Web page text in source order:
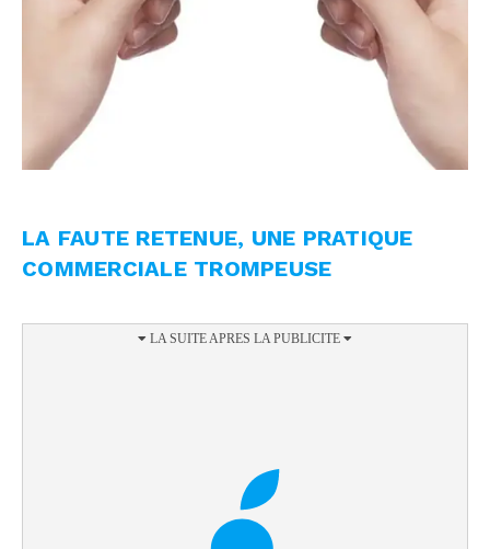
LA FAUTE RETENUE, UNE PRATIQUE
COMMERCIALE TROMPEUSE